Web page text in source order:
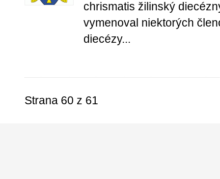
chrismatis žilinský
vymenoval niektorých
diecézy...
Strana 60 z 61